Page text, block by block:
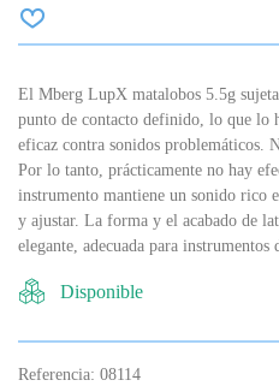
El Mberg LupX matalobos 5.5g
punto de contacto definido, lo que lo
eficaz contra sonidos problemáticos.
Por lo tanto, prácticamente no hay
instrumento mantiene un sonido rico
y ajustar. La forma y el acabado de
elegante, adecuada para instrumentos
Disponible
Referencia: 08114